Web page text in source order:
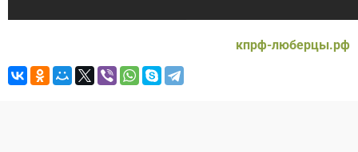
кпрф-люберцы.рф